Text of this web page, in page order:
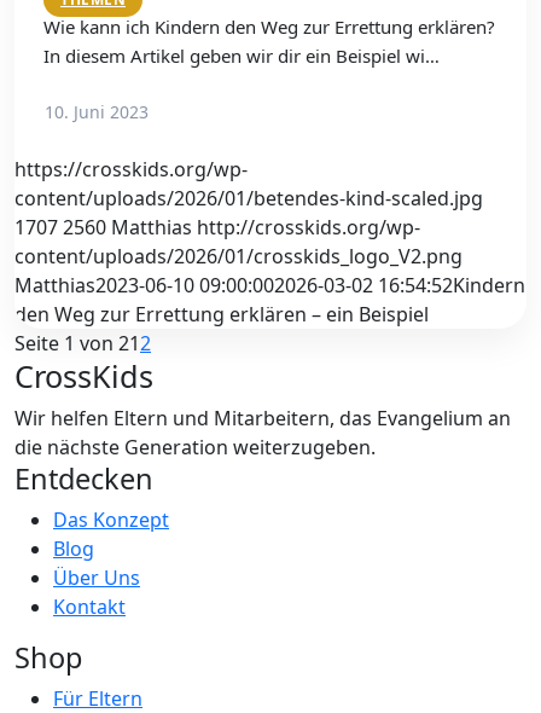
Wie kann ich Kindern den Weg zur Errettung erklären?
In diesem Artikel geben wir dir ein Beispiel wi…
10. Juni 2023
https://crosskids.org/wp-
content/uploads/2026/01/betendes-kind-scaled.jpg
17072560 Matthias http://crosskids.org/wp-
content/uploads/2026/01/crosskids_logo_V2.png
Matthias2023-06-10 09:00:002026-03-02 16:54:52Kindern
den Weg zur Errettung erklären – ein Beispiel
Seite 1 von 212
CrossKids
Wir helfen Eltern und Mitarbeitern, das Evangelium an
die nächste Generation weiterzugeben.
Entdecken
Das Konzept
Blog
Über Uns
Kontakt
Shop
Für Eltern